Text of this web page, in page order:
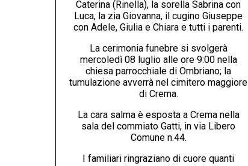
Caterina (Rinella), la sorella Sabrina con
Luca, la zia Giovanna, il cugino Giuseppe
con Adele, Giulia e Chiara e tutti i parenti.
La cerimonia funebre si svolgerà
mercoledì 08 luglio alle ore 9:00 nella
chiesa parrocchiale di Ombriano; la
tumulazione avverrà nel cimitero maggiore
di Crema.
La cara salma è esposta a Crema nella
sala del commiato Gatti, in via Libero
Comune n.44.
I familiari ringraziano di cuore quanti